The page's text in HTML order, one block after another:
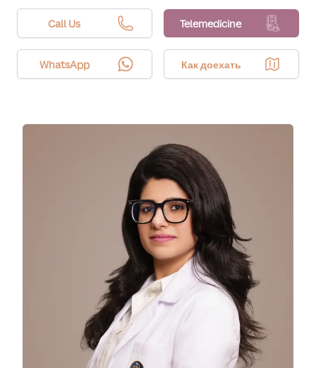
Call Us Telemedicine
WhatsApp Как доехать
depending on the area treated, dosing, and
individual metabolism.